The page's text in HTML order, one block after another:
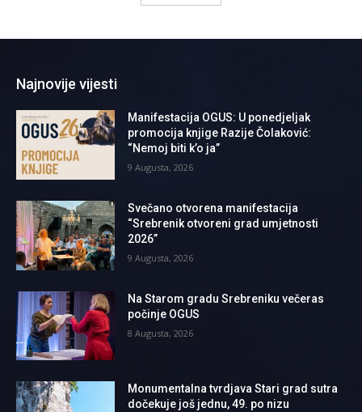
Najnovije vijesti
Manifestacija OGUS: U ponedjeljak
promocija knjige Razije Čolaković:
“Nemoj biti k’o ja”
9 Augusta, 2026
Svečano otvorena manifestacija
“Srebrenik otvoreni grad umjetnosti
2026”
9 Augusta, 2026
Na Starom gradu Srebreniku večeras
počinje OGUS
8 Augusta, 2026
Monumentalna tvrdjava Stari grad sutra
dočekuje još jednu, 49. po nizu